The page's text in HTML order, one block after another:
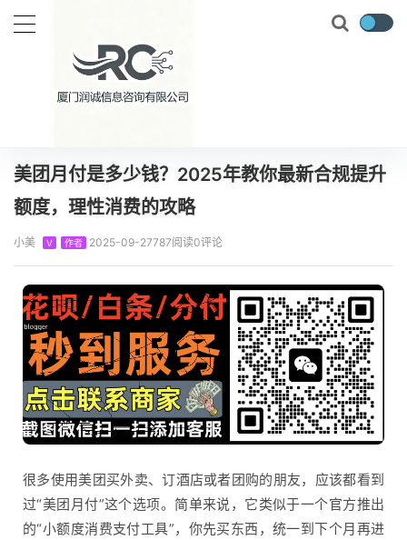
当前位置： 首页 知识百科
美团月付是多少钱？2025年教你最新合规提升
额度，理性消费的攻略
小美 V 作者 2025-09-27787阅读0评论
很多使用美团买外卖、订酒店或者团购的朋友，应该都看到
过“美团月付”这个选项。简单来说，它类似于一个官方推出
的“小额度消费支付工具”，你先买东西，统一到下个月再进